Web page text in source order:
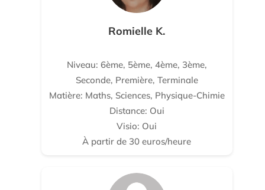
Romielle K.
Niveau: 6ème, 5ème, 4ème, 3ème,
Seconde, Première, Terminale
Matière: Maths, Sciences, Physique-Chimie
Distance: Oui
Visio: Oui
À partir de 30 euros/heure